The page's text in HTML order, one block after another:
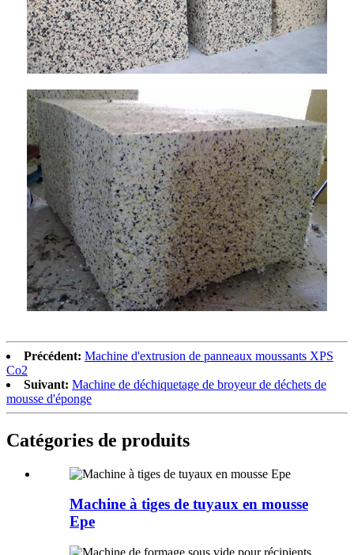
Précédent: Machine d'extrusion de panneaux moussants XPS
Co2
Suivant: Machine de déchiquetage de broyeur de déchets de
mousse d'éponge
Catégories de produits
Machine à tiges de tuyaux en mousse
Epe